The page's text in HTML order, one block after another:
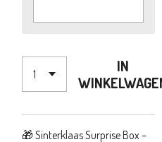
IN
🎁 Sinterklaas Surprise Box –